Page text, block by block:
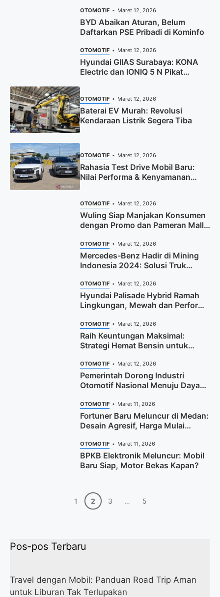
OTOMOTIF Maret 12, 2026
BYD Abaikan Aturan, Belum
Daftarkan PSE Pribadi di Kominfo
OTOMOTIF Maret 12, 2026
Hyundai GIIAS Surabaya: KONA
Electric dan IONIQ 5 N Pikat
OTOMOTIF Maret 12, 2026
Baterai EV Murah: Revolusi
Kendaraan Listrik Segera Tiba
OTOMOTIF Maret 12, 2026
Rahasia Test Drive Mobil Baru:
Nilai Performa & Kenyamanan
Maksimal
OTOMOTIF Maret 12, 2026
Wuling Siap Manjakan Konsumen
dengan Promo dan Pameran Mall
OTOMOTIF Maret 12, 2026
Mercedes-Benz Hadir di Mining
Indonesia 2024: Solusi Truk
OTOMOTIF Maret 12, 2026
Hyundai Palisade Hybrid Ramah
Lingkungan, Mewah dan Performa
OTOMOTIF Maret 12, 2026
Raih Keuntungan Maksimal:
Strategi Hemat Bensin untuk
OTOMOTIF Maret 12, 2026
Pemerintah Dorong Industri
Otomotif Nasional Menuju Daya
OTOMOTIF Maret 11, 2026
Fortuner Baru Meluncur di Medan:
Desain Agresif, Harga Mulai
OTOMOTIF Maret 11, 2026
BPKB Elektronik Meluncur: Mobil
Baru Siap, Motor Bekas Kapan?
Halaman
1 Halaman
2 Halaman
3 … Halaman
5
Pos-pos Terbaru
Travel dengan Mobil: Panduan Road Trip Aman
untuk Liburan Tak Terlupakan